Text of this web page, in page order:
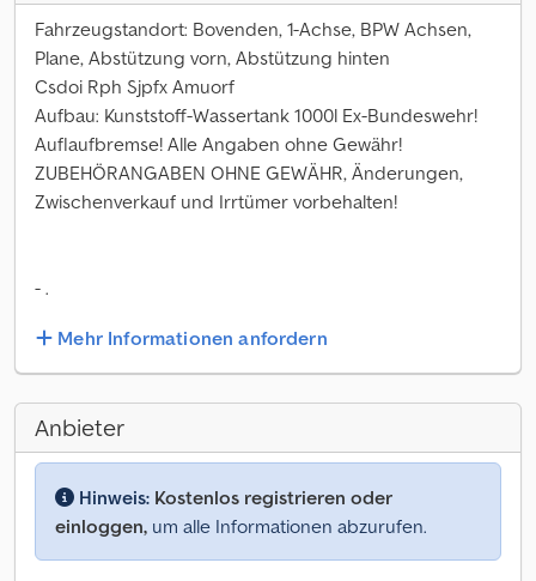
Fahrzeugstandort: Bovenden, 1-Achse, BPW Achsen,
Plane, Abstützung vorn, Abstützung hinten
Csdoi Rph Sjpfx Amuorf
Aufbau: Kunststoff-Wassertank 1000l Ex-Bundeswehr!
Auflaufbremse! Alle Angaben ohne Gewähr!
ZUBEHÖRANGABEN OHNE GEWÄHR, Änderungen,
Zwischenverkauf und Irrtümer vorbehalten!
- .
Mehr Informationen anfordern
Anbieter
Hinweis: Kostenlos registrieren oder
einloggen, um alle Informationen abzurufen.